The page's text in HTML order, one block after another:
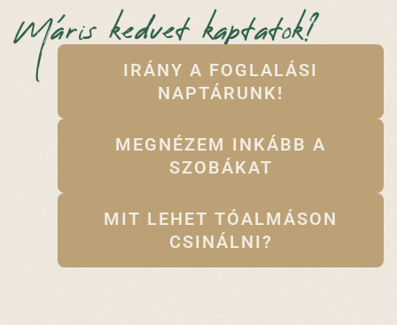
Máris kedvet kaptatok?
IRÁNY A FOGLALÁSI
NAPTÁRUNK!
MEGNÉZEM INKÁBB A
SZOBÁKAT
MIT LEHET TÓALMÁSON
CSINÁLNI?